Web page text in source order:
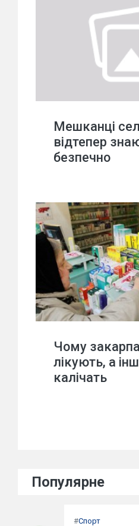
Мешканці
відтепер
безпечно
Чому
лікують, а
калічать
Популярне
#Спорт